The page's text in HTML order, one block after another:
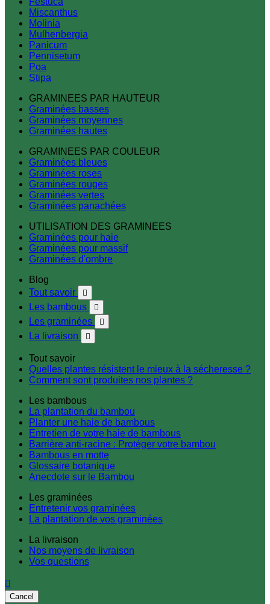
Miscanthus
Molinia
Mulhenbergia
Panicum
Pennisetum
Poa
Stipa
GRAMINEES PAR HAUTEUR
Graminées basses
Graminées moyennes
Graminées hautes
GRAMINEES PAR COULEUR
Graminées bleues
Graminées roses
Graminées rouges
Graminées vertes
Graminées panachées
UTILISATION DES GRAMINEES
Graminées pour haie
Graminées pour massif
Graminées d'ombre
Blog
Tout savoir

Les bambous 
Les graminées 
La livraison 
Tout savoir
Quelles plantes résistent le mieux à la sécheresse ?
Comment sont produites nos plantes ?
Les bambous
La plantation du bambou
Planter une haie de bambous
Entretien de votre haie de bambous
Barrière anti-racine : Protéger votre bambou
Bambous en motte
Glossaire botanique
Anecdote sur le Bambou
Les graminées
Entretenir vos graminées
La plantation de vos graminées
La livraison
Nos moyens de livraison
Vos questions

Cancel